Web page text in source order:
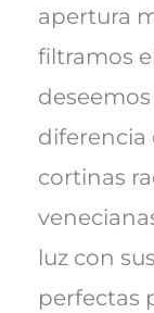
apertura
filtramos
diferencia
cortinas
luz con
perfectas